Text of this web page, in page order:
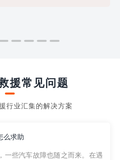
援常见问题
行业汇集的解决方案
么求助
一些汽车故障也随之而来。在遇